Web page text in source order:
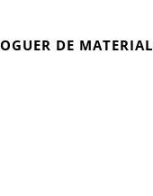
DE MATERIAL